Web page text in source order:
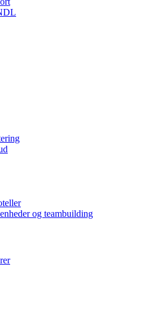
og teambuilding